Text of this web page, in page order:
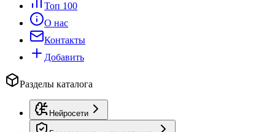
Топ 100
О нас
Контакты
Добавить
Разделы каталога
Нейросети